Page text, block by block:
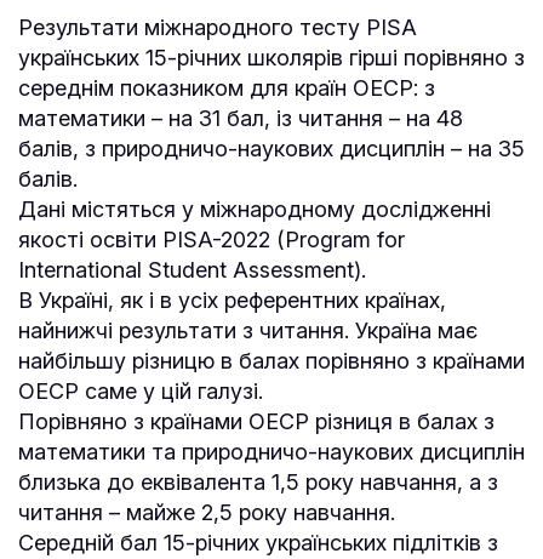
Результати міжнародного тесту PISA
українських 15-річних школярів гірші порівняно з
середнім показником для країн ОЕСР: з
математики – на 31 бал, із читання – на 48
балів, з природничо-наукових дисциплін – на 35
балів.
Дані містяться у міжнародному дослідженні
якості освіти PISA-2022 (Program for
International Student Assessment).
В Україні, як і в усіх референтних країнах,
найнижчі результати з читання. Україна має
найбільшу різницю в балах порівняно з країнами
ОЕСР саме у цій галузі.
Порівняно з країнами ОЕСР різниця в балах з
математики та природничо-наукових дисциплін
близька до еквівалента 1,5 року навчання, а з
читання – майже 2,5 року навчання.
Середній бал 15-річних українських підлітків з